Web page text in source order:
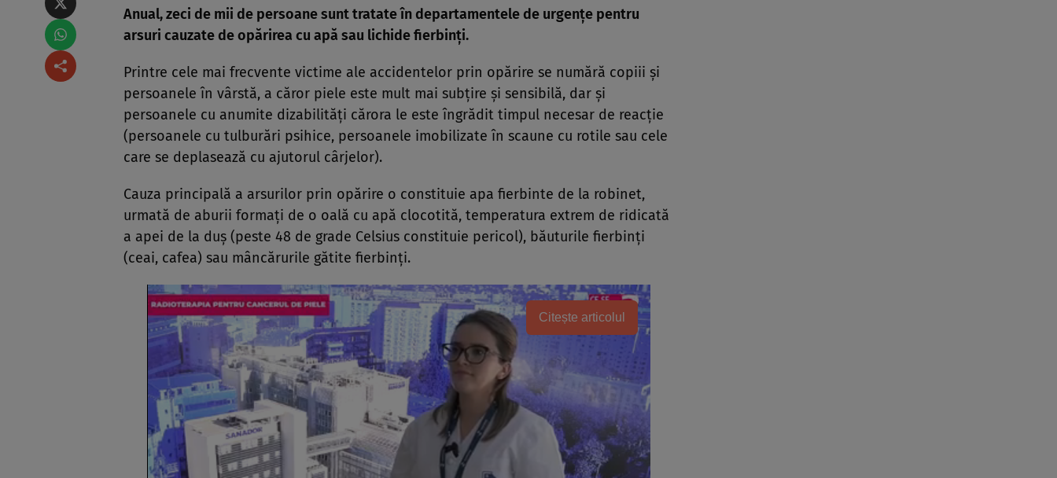
Anual, zeci de mii de persoane sunt tratate în departamentele de urgenţe pentru
arsuri cauzate de opărirea cu apă sau lichide fierbinţi.
Printre cele mai frecvente victime ale accidentelor prin opărire se numără copiii şi
persoanele în vârstă, a căror piele este mult mai subţire şi sensibilă, dar şi
persoanele cu anumite dizabilităţi cărora le este îngrădit timpul necesar de reacţie
(persoanele cu tulburări psihice, persoanele imobilizate în scaune cu rotile sau cele
care se deplasează cu ajutorul cârjelor).
Cauza principală a arsurilor prin opărire o constituie apa fierbinte de la robinet,
urmată de aburii formaţi de o oală cu apă clocotită, temperatura extrem de ridicată
a apei de la duş (peste 48 de grade Celsius constituie pericol), băuturile fierbinţi
(ceai, cafea) sau mâncărurile gătite fierbinţi.
Citește articolul